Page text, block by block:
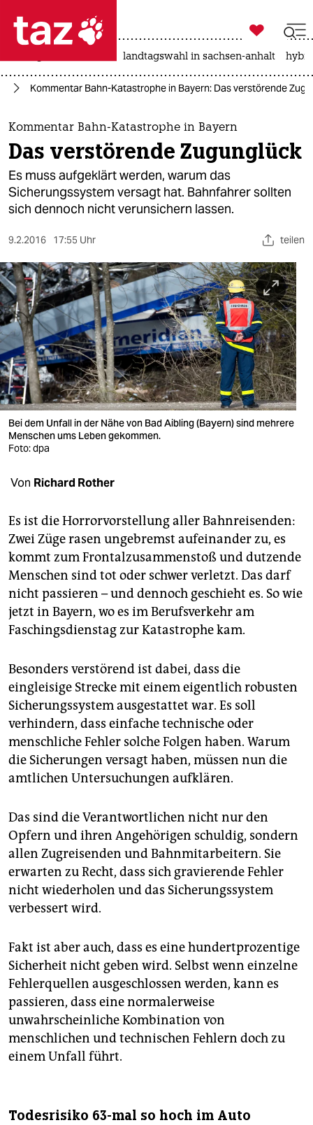
 taz zahl ich
taz zahl ich
themen
politik
öko
sport
berlin
nord
wahrheit
verlag
verlag
shop
fragen & hilfe
unterstützen
abo
genossenschaft
epaper login

taz zahl ich
landtagswahl in sachsen-anhalt
Kommentar Bahn-Katastrophe in Bayern: Das verstörende
Kommentar Bahn-Katastrophe in Bayern
Das verstörende Zugunglück
Es muss aufgeklärt werden, warum das
Sicherungssystem versagt hat. Bahnfahrer sollten
sich dennoch nicht verunsichern lassen.
9.2.2016 17:55 Uhr teilen
Bei dem Unfall in der Nähe von Bad Aibling (Bayern) sind mehrere
Menschen ums Leben gekommen.
Foto: dpa
Von Richard Rother
Es ist die Horrorvorstellung aller Bahnreisenden:
Zwei Züge rasen ungebremst aufeinander zu, es
kommt zum Frontalzusammenstoß und dutzende
Menschen sind tot oder schwer verletzt. Das darf
nicht passieren – und dennoch geschieht es. So wie
jetzt in Bayern, wo es im Berufsverkehr am
Faschingsdienstag zur Katastrophe kam.
Besonders verstörend ist dabei, dass die
eingleisige Strecke mit einem eigentlich robusten
Sicherungssystem ausgestattet war. Es soll
verhindern, dass einfache technische oder
menschliche Fehler solche Folgen haben. Warum
die Sicherungen versagt haben, müssen nun die
amtlichen Untersuchungen aufklären.
Das sind die Verantwortlichen nicht nur den
Opfern und ihren Angehörigen schuldig, sondern
allen Zugreisenden und Bahnmitarbeitern. Sie
erwarten zu Recht, dass sich gravierende Fehler
nicht wiederholen und das Sicherungssystem
verbessert wird.
Fakt ist aber auch, dass es eine hundertprozentige
Sicherheit nicht geben wird. Selbst wenn einzelne
Fehlerquellen ausgeschlossen werden, kann es
passieren, dass eine normalerweise
unwahrscheinliche Kombination von
menschlichen und technischen Fehlern doch zu
einem Unfall führt.
Todesrisiko 63-mal so hoch im Auto